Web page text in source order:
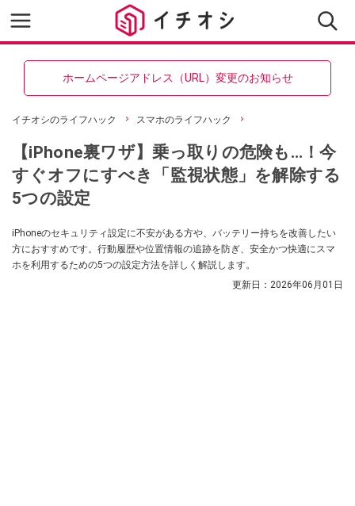
ホームページアドレス（URL）変更のお知らせ
イチオシのライフハック スマホのライフハック
【iPhone裏ワザ】乗っ取りの危険も…！今
すぐオフにすべき「監視状態」を解除する
5つの設定
iPhoneのセキュリティ設定に不安がある方や、バッテリー持ちを改善したい
方におすすめです。行動履歴や位置情報の追跡を防ぎ、安全かつ快適にスマ
ホを利用するための5つの設定方法を詳しく解説します。
更新日： 2026年06月01日